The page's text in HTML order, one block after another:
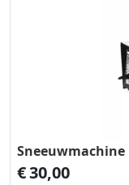
Sneeuwmachine
€30,00